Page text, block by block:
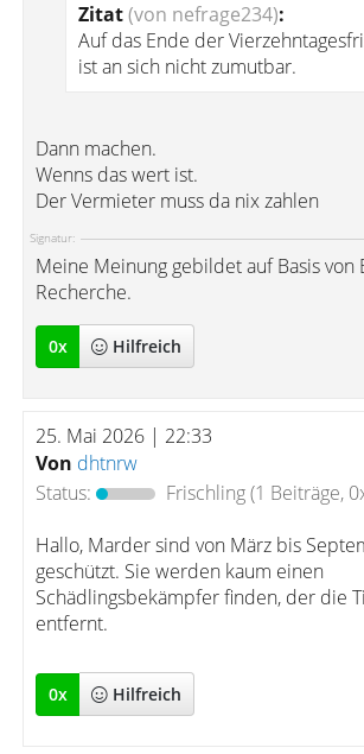
Zitat(von nefrage234):
Auf das Ende der
ist an sich nicht zumutbar.
Dann machen.
Wenns das wert ist.
Der Vermieter muss da nix zahlen
Signatur:
Meine Meinung gebildet auf Basis von
Recherche.
0x Hilfreich
25. Mai 2026 | 22:33
Von dhtnrw
Status:
Frischling(1 Beiträge,
Hallo, Marder sind von März bis
geschützt. Sie werden kaum einen
Schädlingsbekämpfer finden, der die
entfernt.
0x Hilfreich